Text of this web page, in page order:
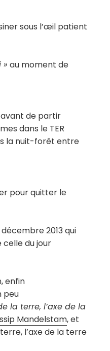
sous l’œil patient
»au moment de
avant de partir
dans le TER
la nuit-forêt entre
pour quitter le
2013 qui
du jour
enfin
peu
la terre, l’axe de la
Mandelstam, et
l’axe de la terre